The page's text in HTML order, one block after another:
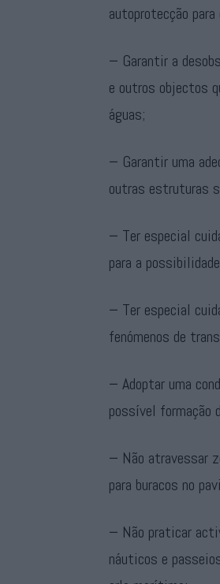
autoprotecção
− Garantir a
e outros objectos
águas;
− Garantir uma
outras estruturas
− Ter especial
para a
− Ter especial
fenómenos de
− Adoptar uma
possível formação
− Não atravessar
para buracos no
− Não praticar
náuticos e